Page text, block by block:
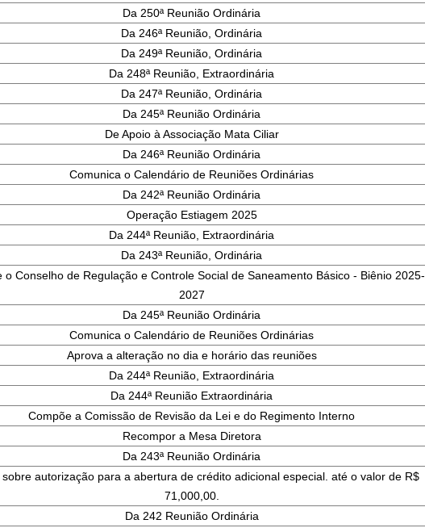
Da 250ª Reunião Ordinária
Da 246ª Reunião, Ordinária
Da 249ª Reunião, Ordinária
Da 248ª Reunião, Extraordinária
Da 247ª Reunião, Ordinária
Da 245ª Reunião Ordinária
De Apoio à Associação Mata Ciliar
Da 246ª Reunião Ordinária
Comunica o Calendário de Reuniões Ordinárias
Da 242ª Reunião Ordinária
Operação Estiagem 2025
Da 244ª Reunião, Extraordinária
Da 243ª Reunião, Ordinária
o Conselho de Regulação e Controle Social de Saneamento Básico - Biênio 2025-
2027
Da 245ª Reunião Ordinária
Comunica o Calendário de Reuniões Ordinárias
Aprova a alteração no dia e horário das reuniões
Da 244ª Reunião, Extraordinária
Da 244ª Reunião Extraordinária
Compõe a Comissão de Revisão da Lei e do Regimento Interno
Recompor a Mesa Diretora
Da 243ª Reunião Ordinária
sobre autorização para a abertura de crédito adicional especial. até o valor de R$
71,000,00.
Da 242 Reunião Ordinária